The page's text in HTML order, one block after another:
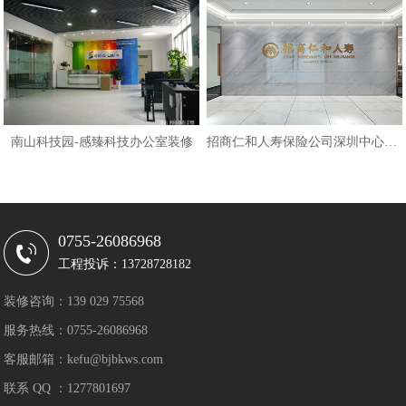
南山科技园-感臻科技办公室装修
0755-26086968
工程投诉：13728728182
装修咨询：139 029 75568
服务热线：0755-26086968
客服邮箱：kefu@bjbkws.com
联系 QQ ：1277801697